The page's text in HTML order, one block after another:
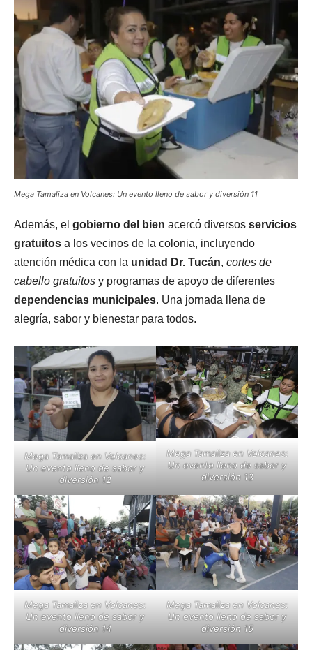
Mega Tamaliza en Volcanes: Un evento lleno de sabor y diversión 11
Además, el gobierno del bien acercó diversos servicios
gratuitos a los vecinos de la colonia, incluyendo
atención médica con la unidad Dr. Tucán, cortes de
cabello gratuitos y programas de apoyo de diferentes
dependencias municipales. Una jornada llena de
alegría, sabor y bienestar para todos.
Mega Tamaliza en Volcanes:
Un evento lleno de sabor y
diversión 12
Mega Tamaliza en Volcanes:
Un evento lleno de sabor y
diversión 13
Mega Tamaliza en Volcanes:
Un evento lleno de sabor y
diversión 14
Mega Tamaliza en Volcanes:
Un evento lleno de sabor y
diversión 15